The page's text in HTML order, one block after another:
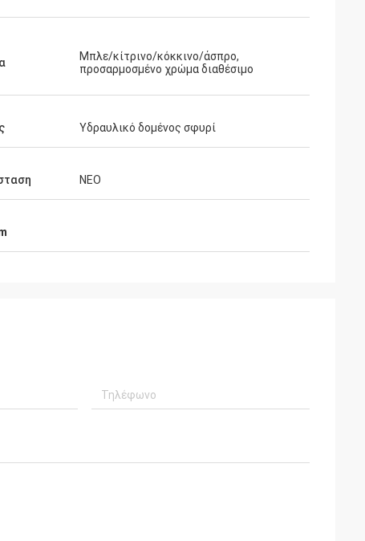
Μπλε/κίτρινο/κόκκινο/άσπρο,
προσαρμοσμένο χρώμα διαθέσιμο
Υδραυλικό δομένος σφυρί
ΝΕΟ